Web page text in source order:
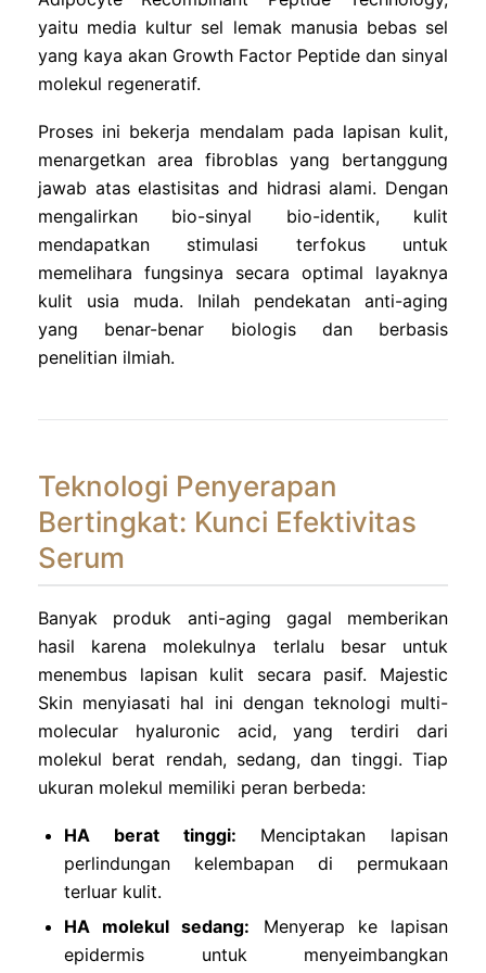
yaitu media kultur sel lemak manusia bebas sel
yang kaya akan Growth Factor Peptide dan sinyal
molekul regeneratif.
Proses ini bekerja mendalam pada lapisan kulit,
menargetkan area fibroblas yang bertanggung
jawab atas elastisitas and hidrasi alami. Dengan
mengalirkan bio-sinyal bio-identik, kulit
mendapatkan stimulasi terfokus untuk
memelihara fungsinya secara optimal layaknya
kulit usia muda. Inilah pendekatan anti-aging
yang benar-benar biologis dan berbasis
penelitian ilmiah.
Teknologi Penyerapan
Bertingkat: Kunci Efektivitas
Serum
Banyak produk anti-aging gagal memberikan
hasil karena molekulnya terlalu besar untuk
menembus lapisan kulit secara pasif. Majestic
Skin menyiasati hal ini dengan teknologi multi-
molecular hyaluronic acid, yang terdiri dari
molekul berat rendah, sedang, dan tinggi. Tiap
ukuran molekul memiliki peran berbeda:
HA berat tinggi: Menciptakan lapisan
perlindungan kelembapan di permukaan
terluar kulit.
HA molekul sedang: Menyerap ke lapisan
epidermis untuk menyeimbangkan